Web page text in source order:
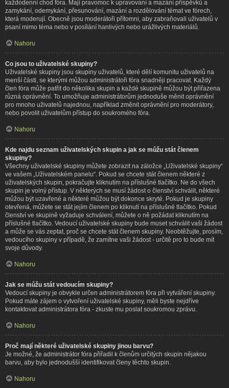
každodenní chod fóra. Mají pravomoc k upravování a mazání příspěvků a
zamykání, odemykání, přesunování, mazání a rozdělování témat ve fórech,
která moderují. Obecně jsou moderátoři přítomni, aby zabraňovali uživatelů v
psaní mimo téma nebo v posílání hanlivých nebo urážlivých materiálů.
Nahoru
Co jsou to uživatelské skupiny?
Uživatelské skupiny jsou skupiny uživatelů, které dělí komunitu uživatelů na
menší části, se kterými můžou administrátoři fóra snadněji pracovat. Každý
člen fóra může patřit do několika skupin a každé skupině můžou být přiřazena
různá oprávnění. To umožňuje administrátorům jednoduše měnit oprávnění
pro mnoho uživatelů najednou, například změnit oprávnění pro moderátory,
nebo povolit uživatelům přístup do soukromého fóra.
Nahoru
Kde najdu seznam uživatelských skupin a jak se můžu stát členem
skupiny?
Všechny uživatelské skupiny můžete zobrazit na záložce „Uživatelské skupiny“
ve vašem „Uživatelském panelu“. Pokud se chcete stát členem některé z
uživatelských skupin, pokračujte kliknutím na příslušné tlačítko. Ne do všech
skupin je volný přístup. V některých se musí žádost o členství schválit, některé
můžou být uzavřené a některé můžou být dokonce skryté. Pokud je skupiny
otevřená, můžete se stát jejím členem po kliknutí na příslušné tlačítko. Pokud
členství ve skupině vyžaduje schválení, můžete o ně požádat kliknutím na
příslušné tlačítko. Vedoucí uživatelské skupiny bude muset schválit vaši žádost
a může se vás zeptat, proč se chcete stát členem skupiny. Neobtěžujte, prosím,
vedoucího skupiny v případě, že zamítne vaši žádost - určitě pro to bude mít
svoje důvody.
Nahoru
Jak se můžu stát vedoucím skupiny?
Vedoucí skupiny je obvykle určen administrátorem fóra při vytváření skupiny.
Pokud máte zájem o vytvoření uživatelské skupiny, měli byste nejdříve
kontaktovat administrátora fóra - zkuste mu poslat soukromou zprávu.
Nahoru
Proč mají některé uživatelské skupiny jinou barvu?
Je možné, že administrátor fóra přiřadil k členům určitých skupin nějakou
barvu, aby bylo jednodušší identifikovat členy těchto skupin.
Nahoru